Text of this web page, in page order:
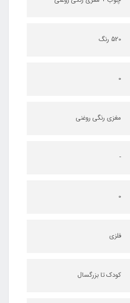
520 رنگ
0
مغزی رنگی روغنی
-
0
فلزی
کودک تا بزرگسال